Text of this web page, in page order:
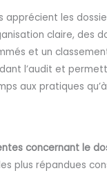
apprécient les
claire, des
et un
l’audit et
aux pratiques
concernant le
plus répandues